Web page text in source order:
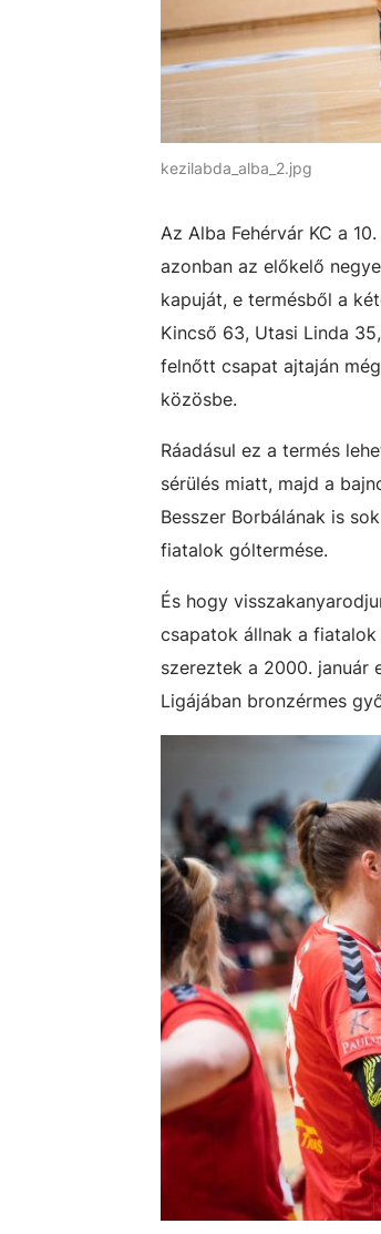
kezilabda_alba_2.jpg
Az Alba Fehérvár KC a
azonban az előkelő
kapuját, e termésből a
Kincső 63, Utasi Linda
felnőtt csapat ajtaján
közösbe.
Ráadásul ez a termés
sérülés miatt, majd a
Besszer Borbálának is
fiatalok góltermése.
És hogy
csapatok állnak a
szereztek a 2000. január
Ligájában bronzérmes